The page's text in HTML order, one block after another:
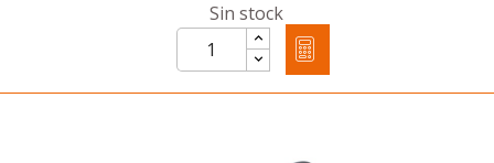
Sin stock